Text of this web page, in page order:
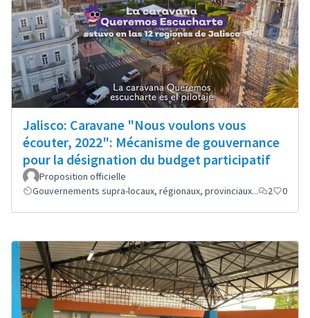
Jalisco: Caravane "Nous voulons vous
écouter, 2022": Mécanisme de gouvernance
pour la désignation du budget participatif
Proposition officielle
Gouvernements supra-locaux, régionaux, provinciaux...
2 0